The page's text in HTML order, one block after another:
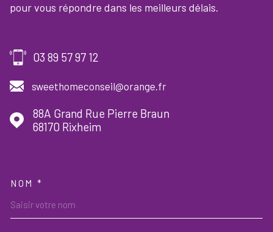
pour vous répondre dans les meilleurs délais.
03 89 57 97 12
sweethomeconseil@orange.fr
88A Grand Rue Pierre Braun
68170
Rixheim
NOM *